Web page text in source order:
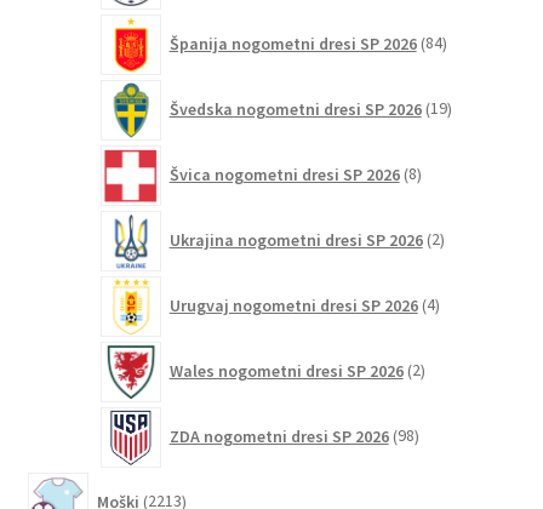
Španija nogometni dresi SP 2026 84izdelkov
Švedska nogometni dresi SP 2026 19izdelkov
Švica nogometni dresi SP 2026 8izdelkov
Ukrajina nogometni dresi SP 2026 2izdelka
Urugvaj nogometni dresi SP 2026 4izdelki
Wales nogometni dresi SP 2026 2izdelka
ZDA nogometni dresi SP 2026 98izdelkov
Moški 2213